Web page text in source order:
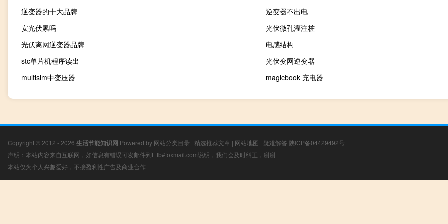
逆变器的十大品牌
逆变器不出电
安光伏累吗
光伏微孔灌注桩
光伏离网逆变器品牌
电感结构
stc单片机程序读出
光伏变网逆变器
multisim中变压器
magicbook 充电器
Copyright © 2012 - 2026 生活节能知识网 Powered by 网站分类目录 | 精选推荐文章 | 网站地图 | 疑难解答 陕ICP备04429492号
声明：本站内容来自互联网，如信息有错误可发邮件到f_fb#foxmail.com说明，我们会及时纠正，谢谢
本站仅为个人兴趣爱好，不接盈利性广告及商业合作